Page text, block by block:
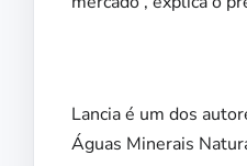
Lancia é um dos
Águas Minerais